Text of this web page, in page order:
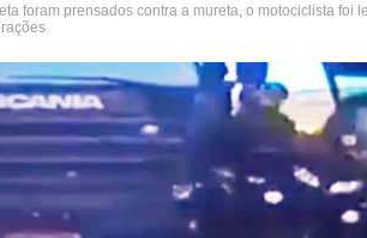
foram prensados contra a mureta, o motociclista foi